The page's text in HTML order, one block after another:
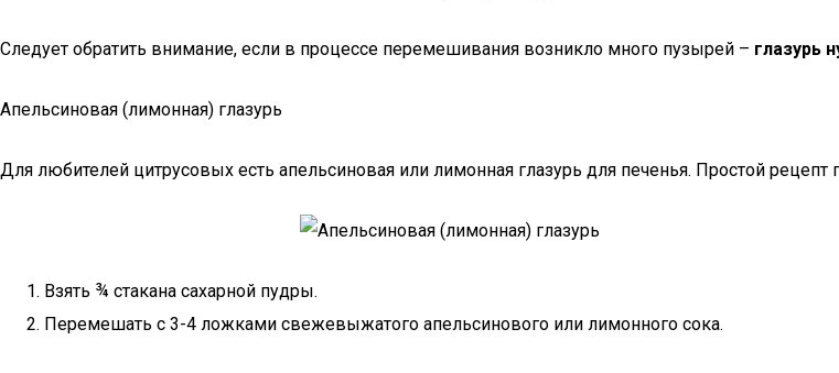
Следует обратить внимание, если в процессе перемешивания возникло много пузырей – глазурь
Апельсиновая (лимонная) глазурь
Для любителей цитрусовых есть апельсиновая или лимонная глазурь для печенья. Простой рецепт
Взять ¾ стакана сахарной пудры.
Перемешать с 3-4 ложками свежевыжатого апельсинового или лимонного сока.